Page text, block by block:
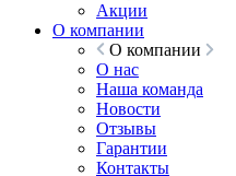
Акции
О компании
О компании
О нас
Наша команда
Новости
Отзывы
Гарантии
Контакты